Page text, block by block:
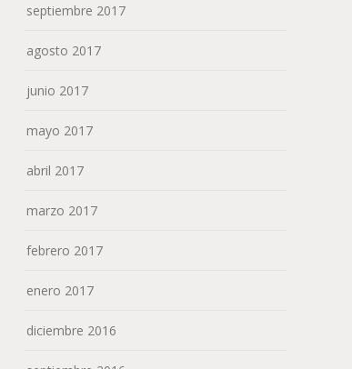
septiembre 2017
agosto 2017
junio 2017
mayo 2017
abril 2017
marzo 2017
febrero 2017
enero 2017
diciembre 2016